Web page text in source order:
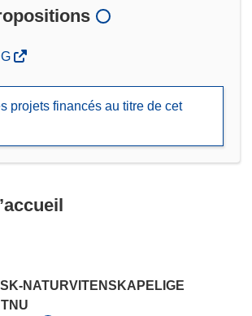
projets financés au titre de cet
NATURVITENSKAPELIGE